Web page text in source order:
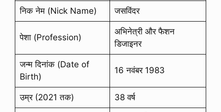
निक नेम (Nick Name) जसविंदर
पेशा (Profession)
अभिनेत्री और फैशन
डिजाइनर
जन्म दिनांक (Date of
Birth)
16 नवंबर 1983
उम्र (2021 तक) 38 वर्ष